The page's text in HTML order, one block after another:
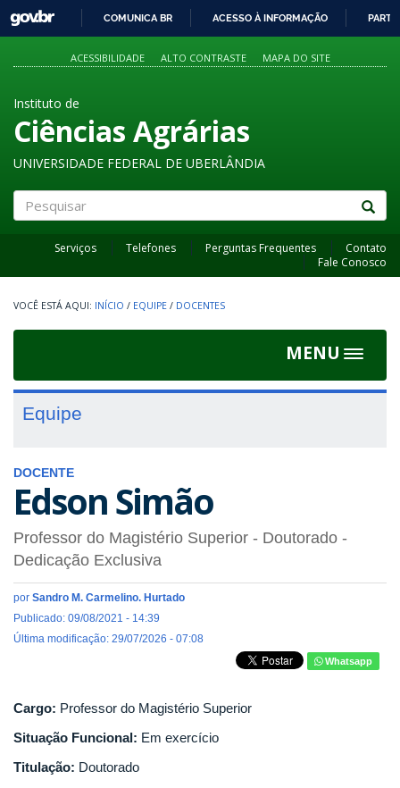
PARA
O
GOVBR
COMUNICA BR ACESSO À INFORMAÇÃO
ACESSIBILIDADE ALTO CONTRASTE MAPA DO SITE
Instituto de
Ciências Agrárias
UNIVERSIDADE FEDERAL DE UBERLÂNDIA
Serviços Telefones Perguntas Frequentes
Contato
Fale Conosco
INÍCIO / EQUIPE / DOCENTES
MENU
Toggle
Equipe
DOCENTE
Edson Simão
Professor do Magistério Superior - Doutorado -
Dedicação Exclusiva
por Sandro M. Carmelino. Hurtado
Publicado: 09/08/2021 - 14:39
Última modificação: 29/07/2026 - 07:08
Whatsapp
Cargo: Professor do Magistério Superior
Situação Funcional: Em exercício
Titulação: Doutorado